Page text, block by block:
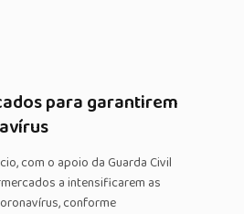
para garantirem
com o apoio da Guarda Civil
a intensificarem as
conforme